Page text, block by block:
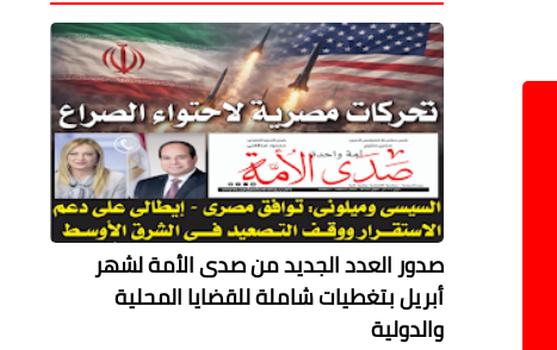
صدور العدد الجديد من صدى الأمة لشهر
أبريل بتغطيات شاملة للقضايا المحلية
والدولية